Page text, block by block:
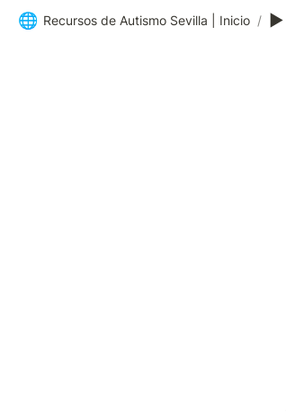
🌐 Recursos de Autismo Sevilla | Inicio / ▶️